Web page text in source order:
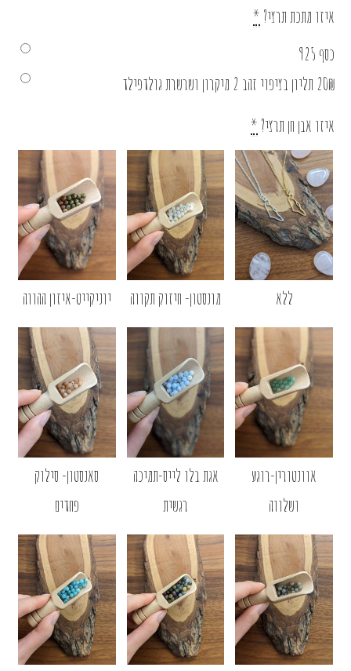
איזו מתכת תרצי? *
כסף 925
20₪ תליון בציפוי זהב 2 מיקרון ושרשרת גולדפילד
איזו אבן חן תרצי? *
ללא מונסטון- חיזוק תקווה יוניקייט-איזון ההווה
אוונטורין-רוגע
ושלווה
אגת בלו לייס-תמיכה
רגשית
סאנסטון- סילוק
פחדים